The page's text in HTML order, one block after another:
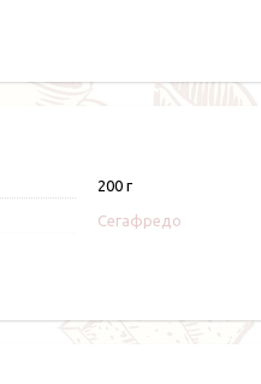
200 г
Сегафредо